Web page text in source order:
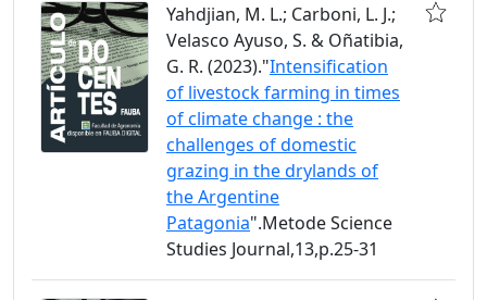
Yahdjian, M. L.; Carboni, L. J.;
Velasco Ayuso, S. & Oñatibia,
G. R. (2023)."Intensification
of livestock farming in times
of climate change : the
challenges of domestic
grazing in the drylands of
the Argentine
Patagonia".Metode Science
Studies Journal,13,p.25-31